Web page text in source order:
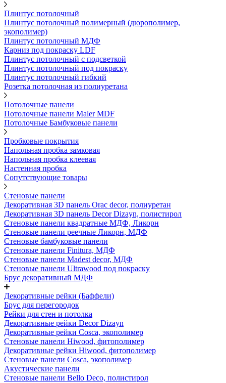
Плинтус потолочный
Плинтус потолочный полимерный (дюрополимер,
экополимер)
Плинтус потолочный МДФ
Карниз под покраску LDF
Плинтус потолочный с подсветкой
Плинтус потолочный под покраску
Плинтус потолочный гибкий
Розетка потолочная из полиуретана
Потолочные панели
Потолочные панели Maler MDF
Потолочные Бамбуковые панели
Пробковые покрытия
Напольная пробка замковая
Напольная пробка клеевая
Настенная пробка
Сопутствующие товары
Стеновые панели
Декоративная 3D панель Orac decor, полиуретан
Декоративная 3D панель Decor Dizayn, полистирол
Стеновые панели квадратные МДФ, Ликорн
Стеновые панели реечные Ликорн, МДФ
Стеновые бамбуковые панели
Стеновые панели Finitura, МДФ
Стеновые панели Madest decor, МДФ
Стеновые панели Ultrawood под покраску
Брус декоративный МДФ
Декоративные рейки (Баффели)
Брус для перегородок
Рейки для стен и потолка
Декоративные рейки Decor Dizayn
Декоративные рейки Cosca, экополимер
Стеновые панели Hiwood, фитополимер
Декоративные рейки Hiwood, фитополимер
Стеновые панели Cosca, экополимер
Акустические панели
Стеновые панели Bello Deco, полистирол